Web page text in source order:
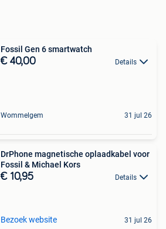
Fossil Gen 6 smartwatch
€ 40,00 Details
Wommelgem 31 jul 26
DrPhone magnetische oplaadkabel voor
Fossil & Michael Kors
€ 10,95 Details
Bezoek website 31 jul 26